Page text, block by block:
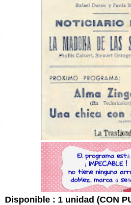
Disponible : 1 unidad (CON